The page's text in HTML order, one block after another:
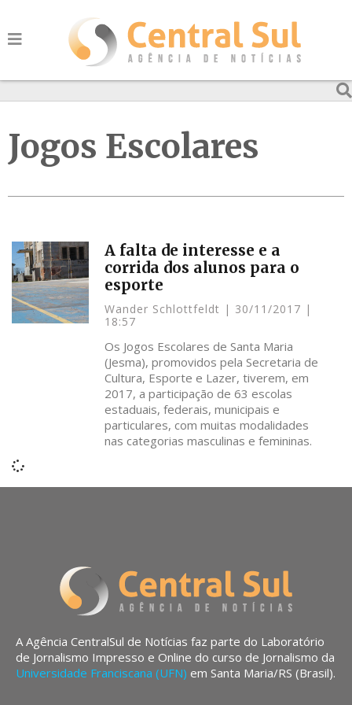
Jogos Escolares
A falta de interesse e a
corrida dos alunos para o
esporte
Wander Schlottfeldt
30/11/2017
18:57
Os Jogos Escolares de Santa Maria
(Jesma), promovidos pela Secretaria de
Cultura, Esporte e Lazer, tiverem, em
2017, a participação de 63 escolas
estaduais, federais, municipais e
particulares, com muitas modalidades
nas categorias masculinas e femininas.
A Agência CentralSul de Notícias faz parte do Laboratório
de Jornalismo Impresso e Online do curso de Jornalismo da
Universidade Franciscana (UFN) em Santa Maria/RS (Brasil).